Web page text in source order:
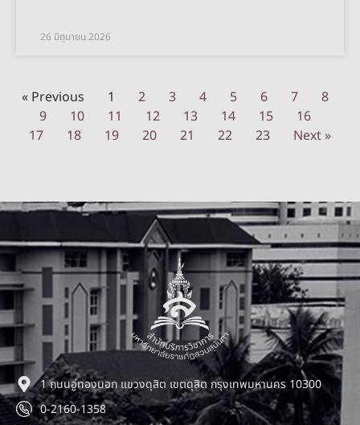
26 มิถุนายน 2026
« Previous 1 2 3 4 5 6 7
8
9
10 11 12 13 14 15
16
17
18 19 20 21 22 23 Next »
1 ถนนอู่ทองนอก แขวงดุสิต เขตดุสิต กรุงเทพมหานคร 10300
0-2160-1358